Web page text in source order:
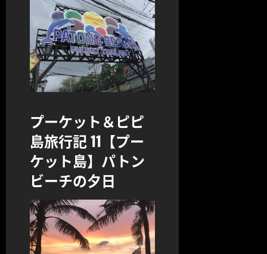
プーケット＆ピピ
島旅行記 11【プー
ケット島】パトン
ビーチの夕日